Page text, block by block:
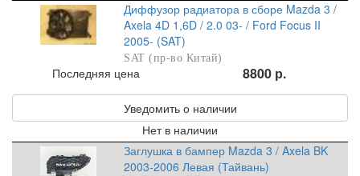
Диффузор радиатора в сборе Mazda 3 /
Axela 4D 1,6D / 2.0 03- / Ford Focus II
2005- (SAT)
SAT (пр-во Китай)
Последняя цена 8800 р.
Уведомить о наличии
Нет в наличии
Заглушка в бампер Mazda 3 / Axela BK
2003-2006 Левая (Тайвань)